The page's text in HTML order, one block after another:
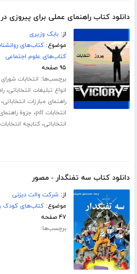
دانلود کتاب راهنمای عملی برای پیروزی
از:بابک وزیری
موضوع:کتاب‌های
کتاب‌های علوم اجتماعی
۹۵ صفحه
برچسب‌ها: انتخابات
انواع تبلیغات انتخاباتی،
راهنمای مبارزات انتخاباتی
انتخابات pdf
، جزوة
انتخاباتی،کتابچه انتخابات
دانلود کتاب سه تفنگدار - مصور
از:شرکت والت دیزنی
موضوع:کتاب‌های کودک
۴۷ صفحه
برچسب‌ها: